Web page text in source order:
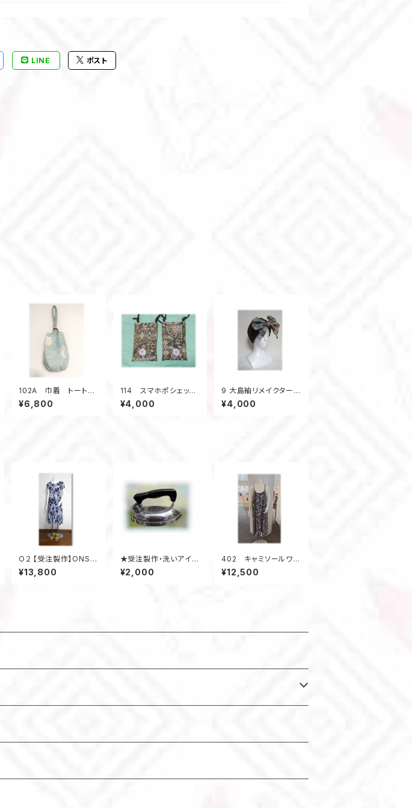
LINE ポスト
102A 巾着 トート
バケツ型 大島紬リメ
イク 春色 亀甲柄
¥6,800
114 スマホポシェット
（大）大島紬 サコッシ
ュ ポケット スマート
¥4,000
9 大島紬リメイクターバ
ンキャップ（オリーブグリ
ーン×マルチ）
¥4,000
O２ 【受注製作】ONSE
Nワンピース 浴衣・着
物リメイク 脱着簡
¥13,800
★受注製作・洗いアイロ
ン工賃★ 着物アップ
サイクル
¥2,000
402 キャミソールワン
ピース ジャンパース
カート 紺色系 着丈1
¥12,500